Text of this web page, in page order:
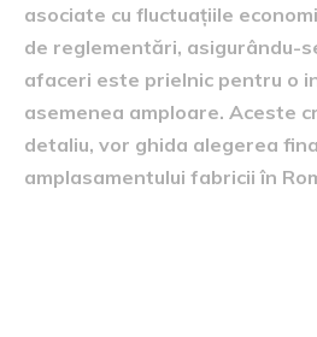
asociate cu fluctuațiile
de reglementări, asigurându-
afaceri este prielnic pentru o
asemenea amploare. Aceste
detaliu, vor ghida alegerea
amplasamentului fabricii în